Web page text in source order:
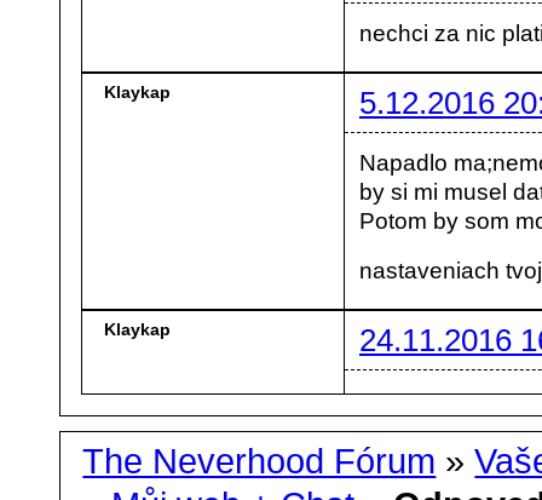
nechci za nic
Klaykap 5.12.2016
Napadlo
by si mi musel
Potom by som
nastaveniach
Klaykap 24.11.2016
The Neverhood Fórum »